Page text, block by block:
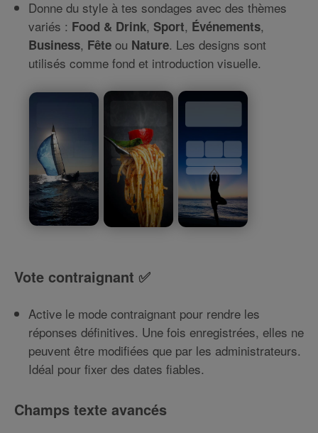
Donne du style à tes sondages avec des thèmes
variés : Food & Drink, Sport, Événements,
Business, Fête ou Nature. Les designs sont
utilisés comme fond et introduction visuelle.
Vote contraignant ✅
Active le mode contraignant pour rendre les
réponses définitives. Une fois enregistrées, elles ne
peuvent être modifiées que par les administrateurs.
Idéal pour fixer des dates fiables.
Champs texte avancés